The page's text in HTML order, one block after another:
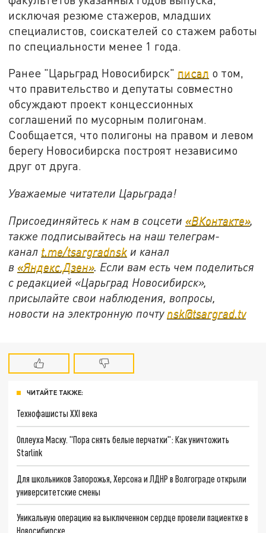
исключая резюме стажеров, младших
специалистов, соискателей со стажем работы
по специальности менее 1 года.
Ранее "Царьград Новосибирск" писал о том,
что правительство и депутаты совместно
обсуждают проект концессионных
соглашений по мусорным полигонам.
Сообщается, что полигоны на правом и левом
берегу Новосибирска построят независимо
друг от друга.
Уважаемые читатели Царьграда!
Присоединяйтесь к нам в соцсети «ВКонтакте»,
также подписывайтесь на наш телеграм-
канал t.me/tsargradnsk и канал
в «Яндекс.Дзен». Если вам есть чем поделиться
с редакцией «Царьград Новосибирск»,
присылайте свои наблюдения, вопросы,
новости на электронную почту nsk@tsargrad.tv
ЧИТАЙТЕ ТАКЖЕ:
Технофашисты XXI века
Оплеуха Маску. "Пора снять белые перчатки": Как уничтожить
Starlink
Для школьников Запорожья, Херсона и ЛДНР в Волгограде открыли
университетские смены
Уникальную операцию на выключенном сердце провели пациентке в
Новосибирске